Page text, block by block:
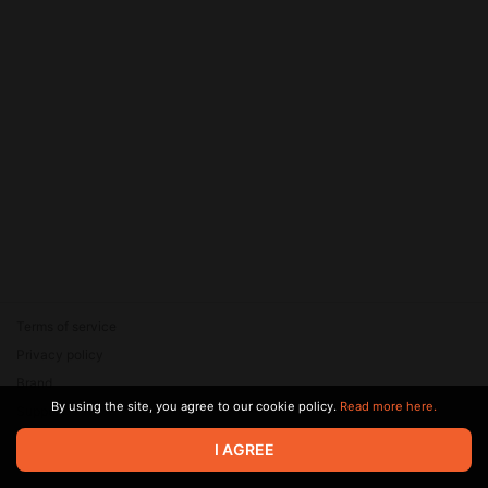
© 2026 Zaya Solutions Limited. All rights reserved. All trademarks
are the property of their respective owners.
Brand
SupportBy using the site, you agree to our cookie policy. Read more here.
I AGREE